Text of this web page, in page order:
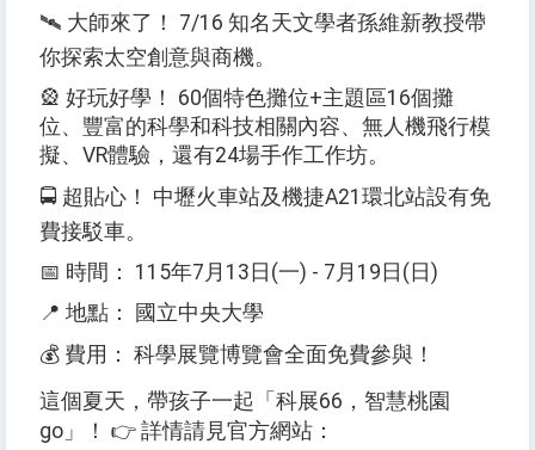
🛰 大師來了！ 7/16 知名天文學者孫維新教授帶
你探索太空創意與商機。
🎡 好玩好學！ 60個特色攤位+主題區16個攤
位、豐富的科學和科技相關內容、無人機飛行模
擬、 VR體驗，還有24場手作工作坊。
🚍 超貼心！ 中壢火車站及機捷A21 環北站設有免
費接駁車。
📅 時間： 115年7 月 13 日 (一) - 7 月 19 日 ( 日 )
📍 地點：
國立中央大學
💰 費用： 科學展覽博覽會全面免費參與！
這個夏天，帶孩子一起「科展66 ，智慧桃園
go 」！ 👉 詳情請見官方網站：